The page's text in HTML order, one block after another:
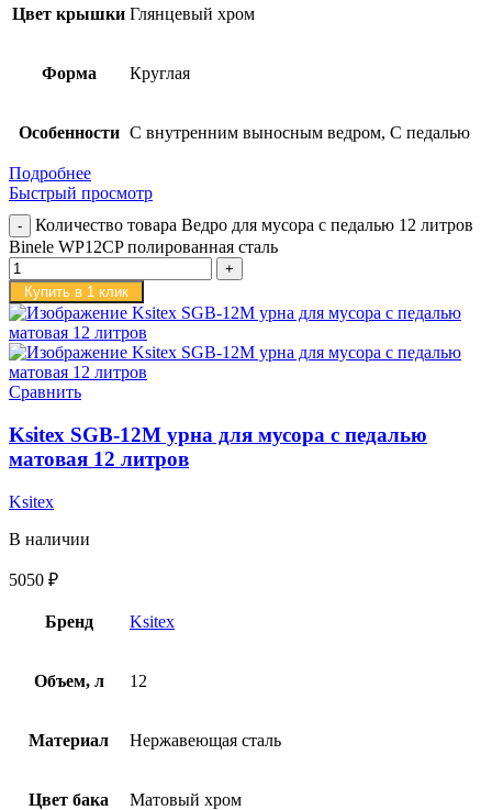
Цвет крышки Глянцевый хром
Форма Круглая
Особенности С внутренним выносным ведром, С педалью
Подробнее
Быстрый просмотр
Количество товара Ведро для мусора с педалью 12 литров
Binele WP12CP полированная сталь
Купить в 1 клик
Сравнить
Ksitex SGB-12M урна для мусора с педалью
матовая 12 литров
Ksitex
В наличии
5050 ₽
Бренд Ksitex
Объем, л 12
Материал Нержавеющая сталь
Цвет бака Матовый хром